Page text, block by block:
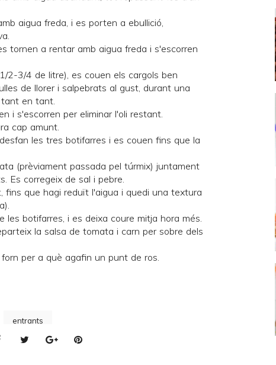
aigua freda, i es porten a ebullició,
tornen a rentar amb aigua freda i s'escorren
2-3/4 de litre), es couen els cargols ben
de llorer i salpebrats al gust, durant una
tant en tant.
i s'escorren per eliminar l'oli restant.
cap amunt.
les tres botifarres i es couen fins que la
(prèviament passada pel túrmix) juntament
Es corregeix de sal i pebre.
fins que hagi reduït l'aigua i quedi una textura
les botifarres, i es deixa coure mitja hora més.
la salsa de tomata i carn per sobre dels
per a què agafin un punt de ros.
entrants